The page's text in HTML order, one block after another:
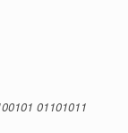
01101011